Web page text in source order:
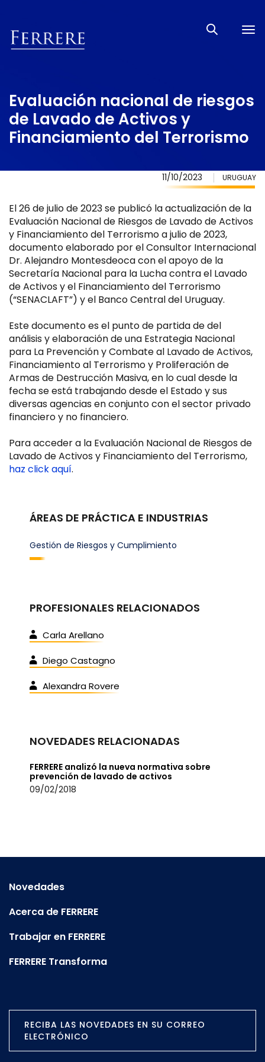
Evaluación nacional de riesgos
de Lavado de Activos y
Financiamiento del Terrorismo
11/10/2023 URUGUAY
El 26 de julio de 2023 se publicó la actualización de la
Evaluación Nacional de Riesgos de Lavado de Activos
y Financiamiento del Terrorismo a julio de 2023,
documento elaborado por el Consultor Internacional
Dr. Alejandro Montesdeoca con el apoyo de la
Secretaría Nacional para la Lucha contra el Lavado
de Activos y el Financiamiento del Terrorismo
(“SENACLAFT”) y el Banco Central del Uruguay.
Este documento es el punto de partida de del
análisis y elaboración de una Estrategia Nacional
para La Prevención y Combate al Lavado de Activos,
Financiamiento al Terrorismo y Proliferación de
Armas de Destrucción Masiva, en lo cual desde la
fecha se está trabajando desde el Estado y sus
diversas agencias en conjunto con el sector privado
financiero y no financiero.
Para acceder a la Evaluación Nacional de Riesgos de
Lavado de Activos y Financiamiento del Terrorismo,
haz click aquí.
ÁREAS DE PRÁCTICA E INDUSTRIAS
Gestión de Riesgos y Cumplimiento
PROFESIONALES RELACIONADOS
Carla Arellano
Diego Castagno
Alexandra Rovere
NOVEDADES RELACIONADAS
FERRERE analizó la nueva normativa sobre
prevención de lavado de activos
09/02/2018
Novedades
Acerca de FERRERE
Trabajar en FERRERE
FERRERE Transforma
RECIBA LAS NOVEDADES EN SU CORREO
ELECTRÓNICO